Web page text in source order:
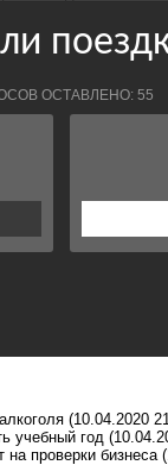
(10.04.2020
учебный год
на проверки бизнеса